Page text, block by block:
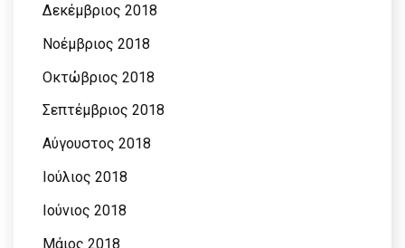
Δεκέμβριος 2018
Νοέμβριος 2018
Οκτώβριος 2018
Σεπτέμβριος 2018
Αύγουστος 2018
Ιούλιος 2018
Ιούνιος 2018
Μάιος 2018